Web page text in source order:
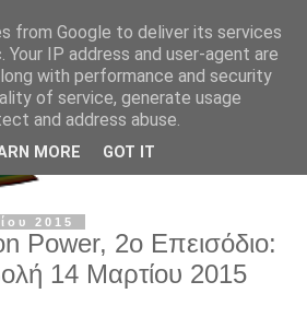
2015
Power, 2ο Επεισόδιο:
14 Μαρτίου 2015
from Google to deliver its services
IP address and user-agent are
with performance and security
of service, generate usage
and address abuse.
MORE GOT IT